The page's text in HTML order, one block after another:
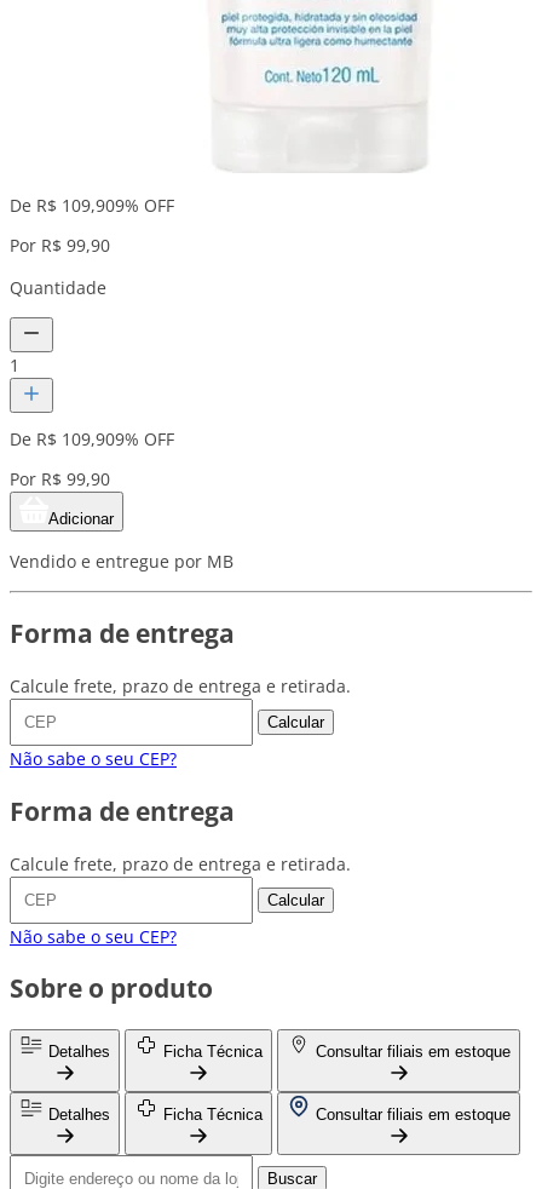
De R$ 109,909% OFF
Por R$ 99,90
Quantidade
1
De R$ 109,909% OFF
Por R$ 99,90
Adicionar
Vendido e entregue por MB
Forma de entrega
Calcule frete, prazo de entrega e retirada.
Calcular
Não sabe o seu CEP?
Forma de entrega
Calcule frete, prazo de entrega e retirada.
Calcular
Não sabe o seu CEP?
Sobre o produto
Detalhes Ficha Técnica Consultar filiais em estoque
Detalhes Ficha Técnica Consultar filiais em estoque
Buscar